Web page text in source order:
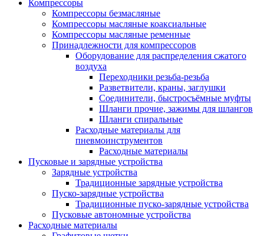
Компрессоры
Компрессоры безмасляные
Компрессоры масляные коаксиальные
Компрессоры масляные ременные
Принадлежности для компрессоров
Оборудование для распределения сжатого
воздуха
Переходники резьба-резьба
Разветвители, краны, заглушки
Соединители, быстросъёмные муфты
Шланги прочие, зажимы для шлангов
Шланги спиральные
Расходные материалы для
пневмоинструментов
Расходные материалы
Пусковые и зарядные устройства
Зарядные устройства
Традиционные зарядные устройства
Пуско-зарядные устройства
Традиционные пуско-зарядные устройства
Пусковые автономные устройства
Расходные материалы